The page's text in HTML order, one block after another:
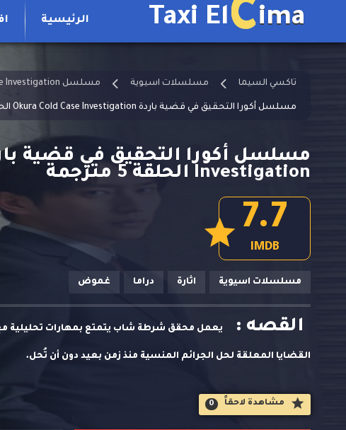
Taxi ElCima الرئيسية
تاكسي السيما مسلسلات اسيوية مسلسل Okura Cold Case Investigation مترجم
مسلسل أكورا التحقيق في قضية باردة Okura Cold Case Investigation الحلقة 5 مترجمة
Investigation الحلقة 5 مترجمة
IMDB
7.7
مسلسلات اسيوية اثارة دراما غموض
القصه : يعمل محقق شرطة شاب يتمتع بمهارات تحليلية
القضايا المعلقة لحل الجرائم المنسية منذ زمن بعيد دون أن تُحل.
مشاهدة لاحقاََ 0